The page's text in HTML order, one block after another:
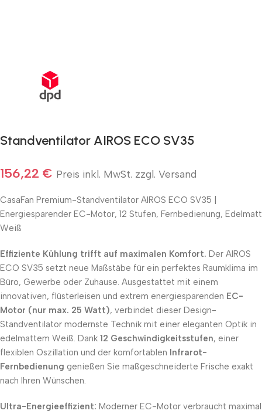
Standventilator AIROS ECO SV35
156,22 € Preis inkl. MwSt. zzgl. Versand
CasaFan Premium-Standventilator AIROS ECO SV35 |
Energiesparender EC-Motor, 12 Stufen, Fernbedienung, Edelmatt
Weiß
Effiziente Kühlung trifft auf maximalen Komfort. Der AIROS
ECO SV35 setzt neue Maßstäbe für ein perfektes Raumklima im
Büro, Gewerbe oder Zuhause. Ausgestattet mit einem
innovativen, flüsterleisen und extrem energiesparenden EC-
Motor (nur max. 25 Watt), verbindet dieser Design-
Standventilator modernste Technik mit einer eleganten Optik in
edelmattem Weiß. Dank 12 Geschwindigkeitsstufen, einer
flexiblen Oszillation und der komfortablen Infrarot-
Fernbedienung genießen Sie maßgeschneiderte Frische exakt
nach Ihren Wünschen.
Ultra-Energieeffizient: Moderner EC-Motor verbraucht maximal